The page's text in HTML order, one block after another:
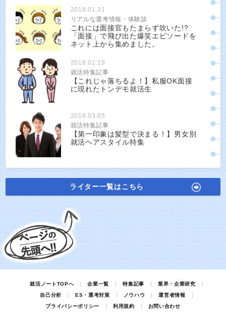
2018.01.31
リアルな選考情報・体験談
これには面接官もたまらず吹いた!?
「面接」で飛び出た爆笑エピソードを
ネット上から集めました。
2018.02.19
就活特集記事
【これじゃ落ちるよ！】私服OK面接
に現れたトンデモ就活生
2018.03.05
就活特集記事
【第一印象は髪型で決まる！】男女別
就活ヘアスタイル特集
ライター一覧はこちら
就活ノートTOPへ 企業一覧 特集記事
業界・企業研究
自己分析
ES・選考対策 ノウハウ
運営者情報
プライバシーポリシー
利用規約 お問い合わせ